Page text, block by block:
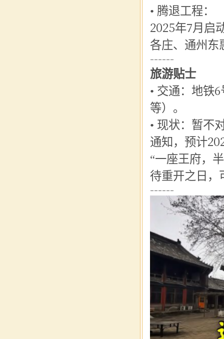
• 腾退工程：
2025年7月启
各庄、通州东
------
旅游贴士
• 交通：地铁
等）。
• 现状：暂不
通知，预计
“一座王府，
待重开之日，
------